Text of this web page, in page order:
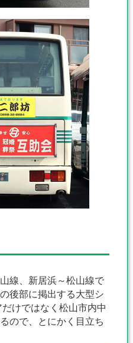
線、新居浜～松山線で
後部に掲出する大型シ
けではなく松山市内中
ので、とにかく目立ち